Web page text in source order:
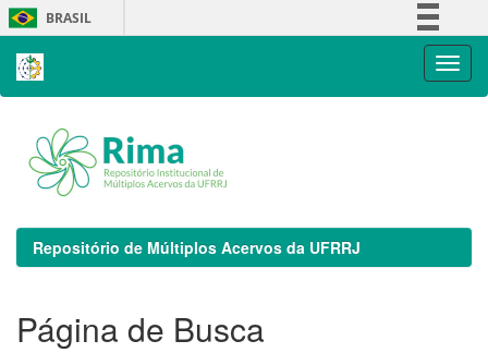
Skip
navigation
BRASIL
Repositório de Múltiplos Acervos da UFRRJ
Página de Busca